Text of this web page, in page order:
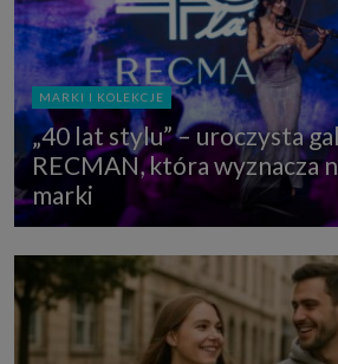
MARKI I KOLEKCJE
„40 lat stylu” – uroczysta
RECMAN, która wyznacza
marki